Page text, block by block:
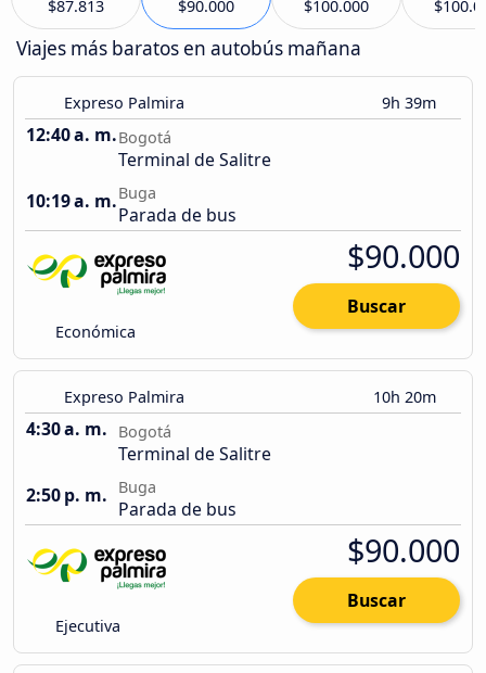
$87.813 $90.000 $100.000
Viajes más baratos en autobús mañana
Expreso Palmira 9h 39m
12:40 a. m.Bogotá
Terminal de Salitre
10:19 a. m.Buga
Parada de bus
Económica
$90.000
Buscar
Expreso Palmira 10h 20m
4:30 a. m. Bogotá
Terminal de Salitre
2:50 p. m.
Buga
Parada de bus
Ejecutiva
$90.000
Buscar